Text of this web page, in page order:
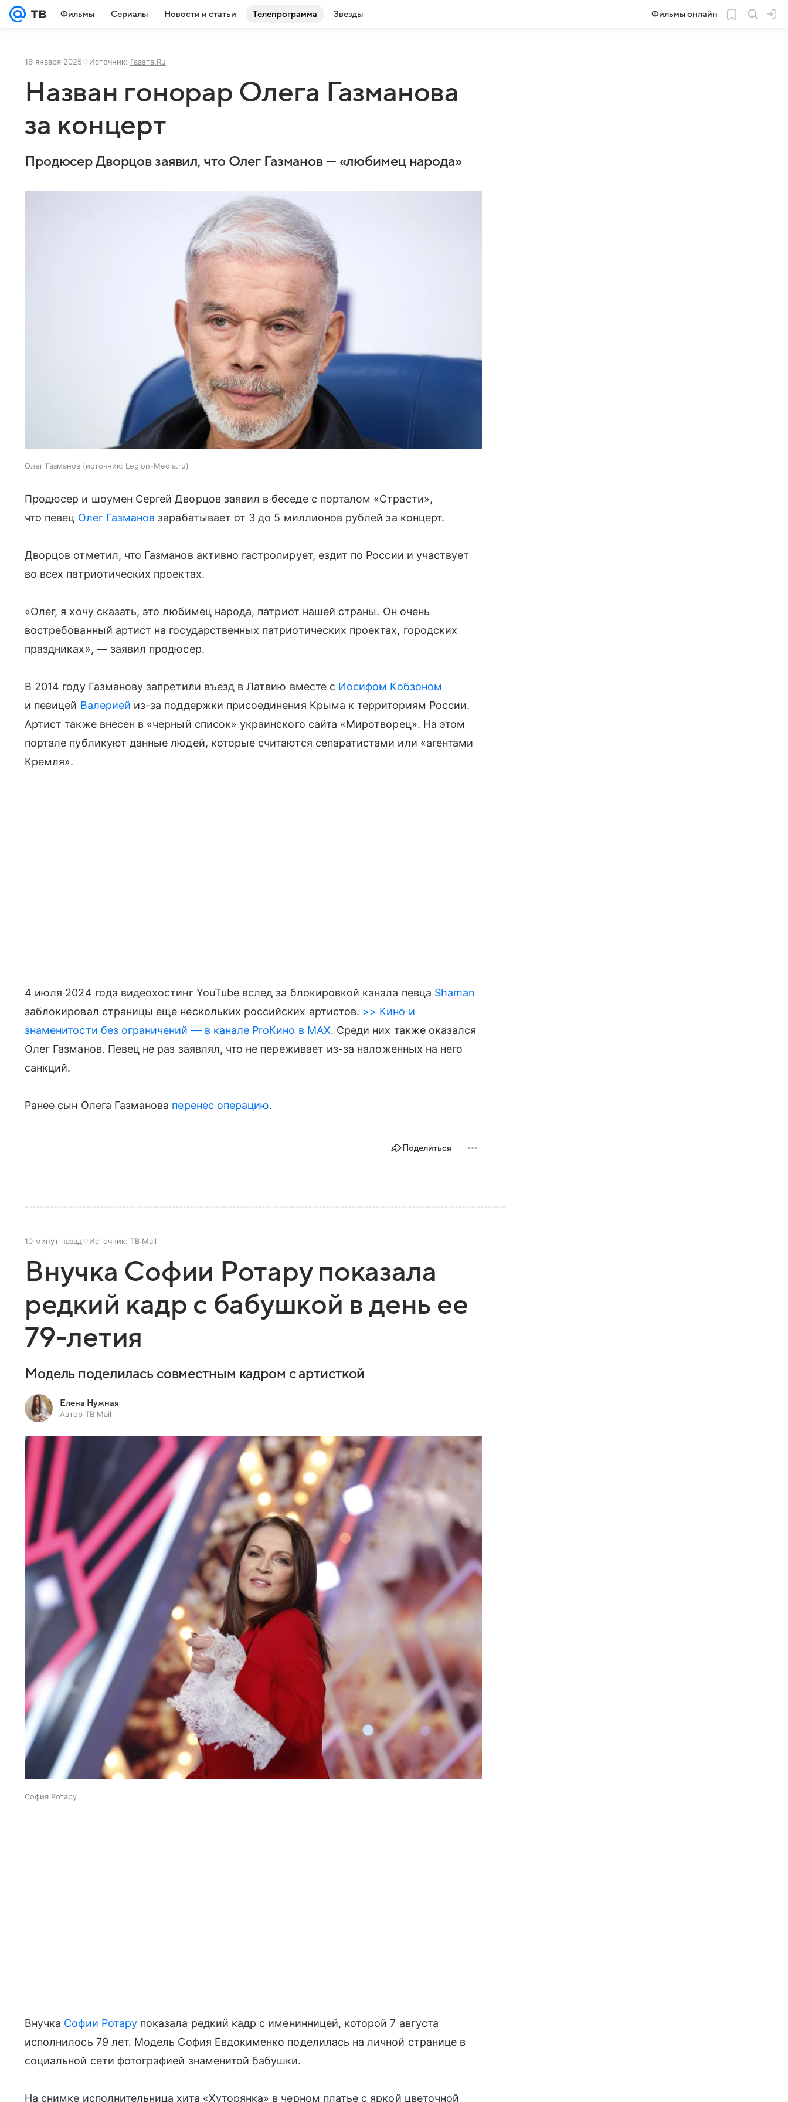
Фильмы Сериалы Новости и статьи Телепрограмма Звезды Фильмы онлайн
16 января 2025 Источник: Газета.Ru
Назван гонорар Олега Газманова
за концерт
Продюсер Дворцов заявил, что Олег Газманов — «любимец народа»
Олег Газманов источник: Legion-Media.ru
Продюсер и шоумен Сергей Дворцов заявил в беседе с порталом «Страсти»,
что певец Олег Газманов зарабатывает от 3 до 5 миллионов рублей за концерт.
Дворцов отметил, что Газманов активно гастролирует, ездит по России и участвует
во всех патриотических проектах.
«Олег, я хочу сказать, это любимец народа, патриот нашей страны. Он очень
востребованный артист на государственных патриотических проектах, городских
праздниках», — заявил продюсер.
В 2014 году Газманову запретили въезд в Латвию вместе с Иосифом Кобзоном
и певицей Валерией из-за поддержки присоединения Крыма к территориям России.
Артист также внесен в «черный список» украинского сайта «Миротворец». На этом
портале публикуют данные людей, которые считаются сепаратистами или «агентами
Кремля».
4 июля 2024 года видеохостинг YouTube вслед за блокировкой канала певца Shaman
заблокировал страницы еще нескольких российских артистов. >> Кино и
знаменитости без ограничений — в канале ProКино в MAX. Среди них также оказался
Олег Газманов. Певец не раз заявлял, что не переживает из-за наложенных на него
санкций.
Ранее сын Олега Газманова перенес операцию.
Поделиться
10 минут назад Источник: ТВ Mail
Внучка Софии Ротару показала
редкий кадр с бабушкой в день ее
79-летия
Модель поделилась совместным кадром с артисткой
Елена Нужная
Автор ТВ Mail
София Ротару
Внучка Софии Ротару показала редкий кадр с именинницей, которой 7 августа
исполнилось 79 лет. Модель София Евдокименко поделилась на личной странице в
социальной сети фотографией знаменитой бабушки.
На снимке исполнительница хита «Хуторянка» в черном платье с яркой цветочной